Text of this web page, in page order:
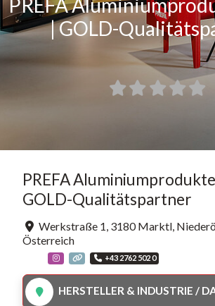
| GOLD-
PREFA
GOLD-Qualitätspartner
Werkstraße 1 3180 Marktl,
Österreich
+43 2762 502 0
HERSTELLER & INDUSTRIE /